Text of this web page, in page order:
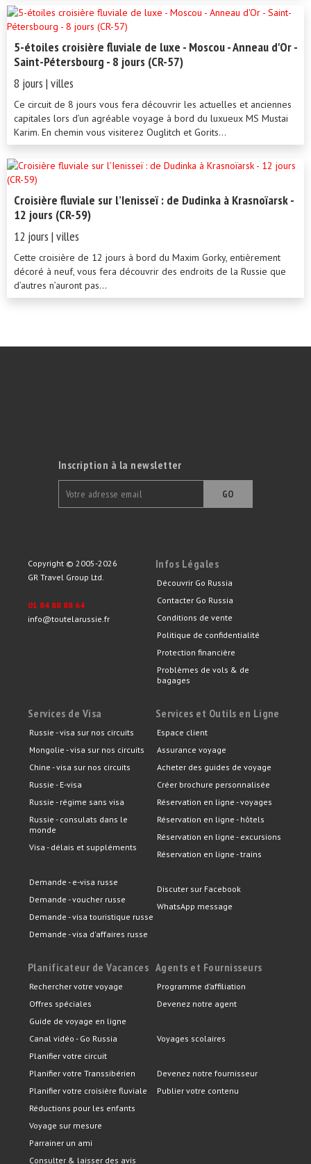
5-étoiles croisière fluviale de luxe - Moscou - Anneau d'Or -
Saint-Pétersbourg - 8 jours (CR-57)
8 jours | villes
Ce circuit de 8 jours vous fera découvrir les actuelles et anciennes
capitales lors d’un agréable voyage à bord du luxueux MS Mustai
Karim. En chemin vous visiterez Ouglitch et Gorits...
Croisière fluviale sur l’Ienisseï : de Dudinka à Krasnoïarsk -
12 jours (CR-59)
12 jours | villes
Cette croisière de 12 jours à bord du Maxim Gorky, entièrement
décoré à neuf, vous fera découvrir des endroits de la Russie que
d’autres n’auront pas...
Inscription à la newsletter
GO
Copyright © 2005-2026
GR Travel Group Ltd.
01 84 88 88 64
info@toutelarussie.fr
Infos Légales
Découvrir Go Russia
Contacter Go Russia
Conditions de vente
Politique de confidentialité
Protection financière
Problèmes de vols & de
bagages
Services de Visa
Russie - visa sur nos circuits
Mongolie - visa sur nos circuits
Chine - visa sur nos circuits
Russie - E-visa
Russie - régime sans visa
Russie - consulats dans le
monde
Visa - délais et suppléments
Demande - e-visa russe
Demande - voucher russe
Demande - visa touristique russe
Demande - visa d'affaires russe
Services et Outils en Ligne
Espace client
Assurance voyage
Acheter des guides de voyage
Créer brochure personnalisée
Réservation en ligne - voyages
Réservation en ligne - hôtels
Réservation en ligne - excursions
Réservation en ligne - trains
Discuter sur Facebook
WhatsApp message
Planificateur de Vacances
Rechercher votre voyage
Offres spéciales
Guide de voyage en ligne
Canal vidéo - Go Russia
Planifier votre circuit
Planifier votre Transsibérien
Planifier votre croisière fluviale
Réductions pour les enfants
Voyage sur mesure
Parrainer un ami
Consulter & laisser des avis
Agents et Fournisseurs
Programme d’affiliation
Devenez notre agent
Voyages scolaires
Devenez notre fournisseur
Publier votre contenu